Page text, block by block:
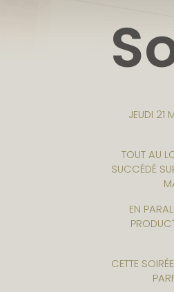
JEUDI 21
TOUT AU
SUCCÉDÉ
EN
CETTE